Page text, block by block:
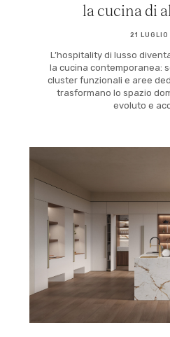
la cucina di
21
L’hospitality di lusso
la cucina contemporanea:
cluster funzionali e aree
trasformano lo spazio
evoluto e